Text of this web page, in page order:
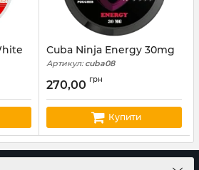
Cuba Ninja Energy 30mg
Артикул:cuba08
270,00 грн
Купити